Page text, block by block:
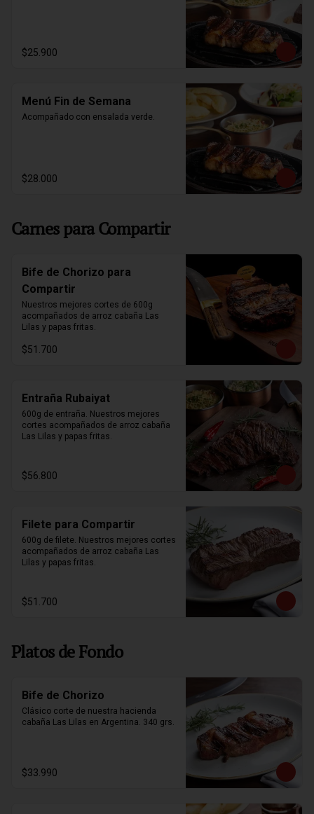
$25.900
Menú Fin de Semana
Acompañado con ensalada verde.
$28.000
Carnes para Compartir
Bife de Chorizo para
Compartir
Nuestros mejores cortes de 600g
acompañados de arroz cabaña Las
Lilas y papas fritas.
$51.700
Entraña Rubaiyat
600g de entraña. Nuestros mejores
cortes acompañados de arroz cabaña
Las Lilas y papas fritas.
$56.800
Filete para Compartir
600g de filete. Nuestros mejores cortes
acompañados de arroz cabaña Las
Lilas y papas fritas.
$51.700
Platos de Fondo
Bife de Chorizo
Clásico corte de nuestra hacienda
cabaña Las Lilas en Argentina. 340 grs.
$33.990